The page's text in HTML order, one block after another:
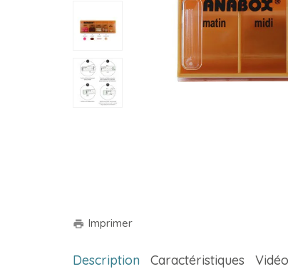
print Imprimer
Description Caractéristiques Vidéo